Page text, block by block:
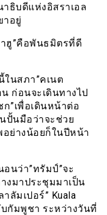
ธิบดีแห่งอิสราเอล
าอยู่
าฮู”คือพันธมิตรที่ดี
ในสภา”คเนต
น ก่อนจะเดินทางไป
”เพื่อเดินหน้าต่อ
ปั้นมือว่าจะช่วย
ย่างน้อยก็ในปีหน้า
นว่า”ทรัมป์”จะ
งมาประชุมมาเป็น
ลัมเปอร์” Kuala
บกัมพูชา ระหว่างวันที่